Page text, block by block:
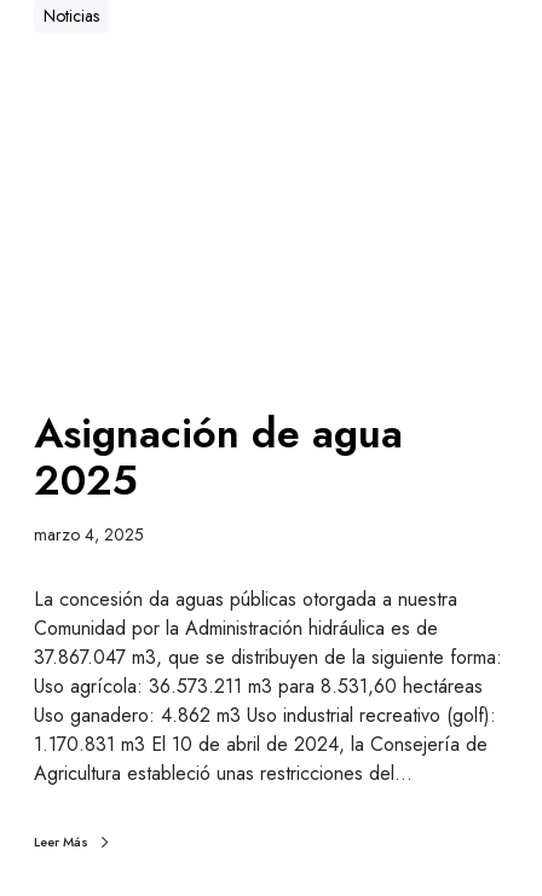
Noticias
Asignación de agua
2025
marzo 4, 2025
La concesión da aguas públicas otorgada a nuestra
Comunidad por la Administración hidráulica es de
37.867.047 m3, que se distribuyen de la siguiente forma:
Uso agrícola: 36.573.211 m3 para 8.531,60 hectáreas
Uso ganadero: 4.862 m3 Uso industrial recreativo (golf):
1.170.831 m3 El 10 de abril de 2024, la Consejería de
Agricultura estableció unas restricciones del…
Leer Más